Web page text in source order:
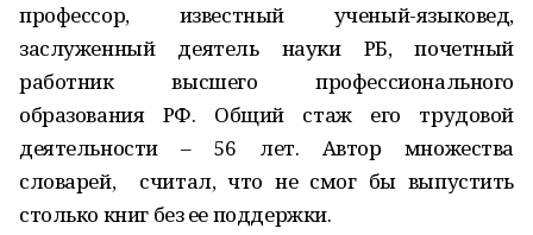
профессор, известный ученый-языковед,
заслуженный деятель науки РБ, почетный
работник высшего профессионального
образования РФ. Общий стаж его трудовой
деятельности – 56 лет. Автор множества
словарей, считал, что не смог бы выпустить
столько книг без ее поддержки.